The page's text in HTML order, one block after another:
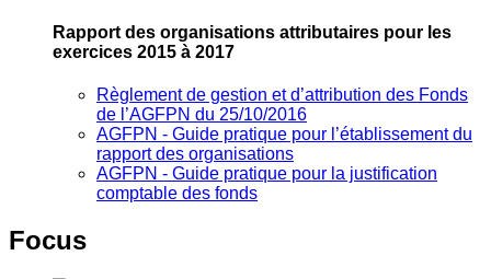
Rapport des organisations attributaires pour les
exercices 2015 à 2017
Règlement de gestion et d’attribution des Fonds
de l’AGFPN du 25/10/2016
AGFPN ‐ Guide pratique pour l’établissement du
rapport des organisations
AGFPN ‐ Guide pratique pour la justification
comptable des fonds
Focus